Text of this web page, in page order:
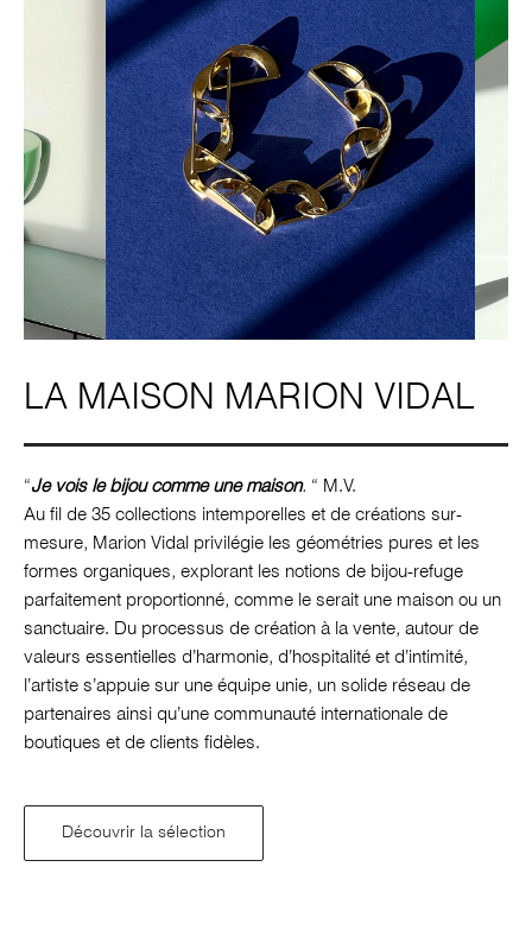
LA MAISON MARION VIDAL
“Je vois le bijou comme une maison. “ M.V.
Au fil de 35 collections intemporelles et de créations sur-
mesure, Marion Vidal privilégie les géométries pures et les
formes organiques, explorant les notions de bijou-refuge
parfaitement proportionné, comme le serait une maison ou un
sanctuaire. Du processus de création à la vente, autour de
valeurs essentielles d’harmonie, d’hospitalité et d’intimité,
l’artiste s’appuie sur une équipe unie, un solide réseau de
partenaires ainsi qu’une communauté internationale de
boutiques et de clients fidèles.
Découvrir la sélection